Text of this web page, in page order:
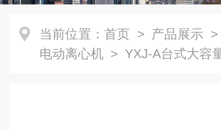
当前位置： 首页 > 产品展示
电动离心机 > YXJ-A台式大容